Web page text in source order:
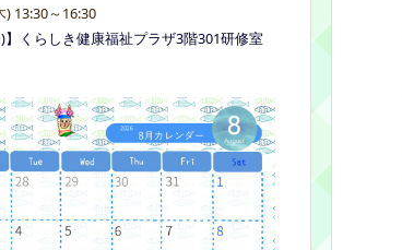
) 13:30～16:30
)】くらしき健康福祉プラザ3階301研修室